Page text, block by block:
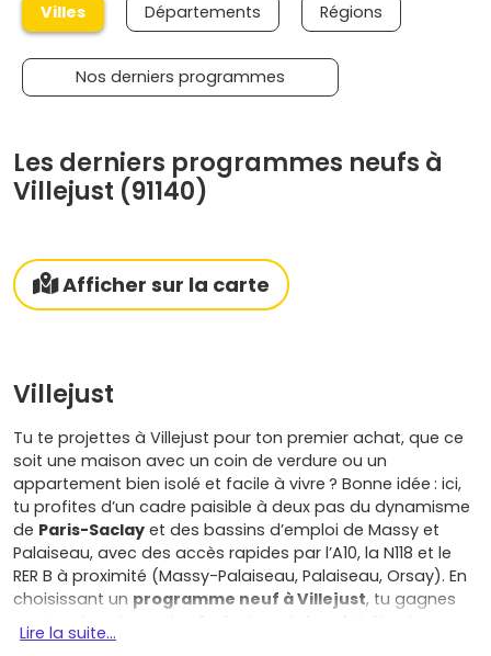
Villes Départements Régions
Nos derniers programmes
Les derniers programmes neufs à
Villejust (91140)
Afficher sur la carte
Villejust
Tu te projettes à Villejust pour ton premier achat, que ce
soit une maison avec un coin de verdure ou un
appartement bien isolé et facile à vivre ? Bonne idée : ici,
tu profites d’un cadre paisible à deux pas du dynamisme
de Paris-Saclay et des bassins d’emploi de Massy et
Palaiseau, avec des accès rapides par l’A10, la N118 et le
RER B à proximité (Massy-Palaiseau, Palaiseau, Orsay). En
choisissant un programme neuf à Villejust, tu gagnes
sur tous les plans : des
performances énergétiques RE 2020
Lire la suite...